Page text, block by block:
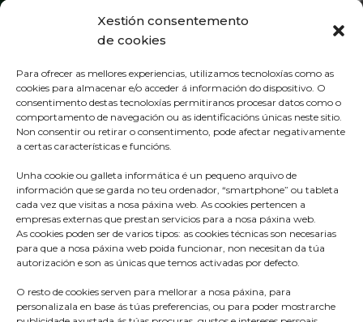
Xestión consentemento
de cookies
Para ofrecer as mellores experiencias, utilizamos tecnoloxías como as
cookies para almacenar e/o acceder á información do dispositivo. O
consentimento destas tecnoloxías permitiranos procesar datos como o
comportamento de navegación ou as identificacións únicas neste sitio.
Non consentir ou retirar o consentimento, pode afectar negativamente
a certas características e funcións.
Unha cookie ou galleta informática é un pequeno arquivo de
información que se garda no teu ordenador, “smartphone” ou tableta
cada vez que visitas a nosa páxina web. As cookies pertencen a
empresas externas que prestan servicios para a nosa páxina web.
As cookies poden ser de varios tipos: as cookies técnicas son necesarias
para que a nosa páxina web poida funcionar, non necesitan da túa
autorización e son as únicas que temos activadas por defecto.
O resto de cookies serven para mellorar a nosa páxina, para
personalizala en base ás túas preferencias, ou para poder mostrarche
Praza do Concello s/n